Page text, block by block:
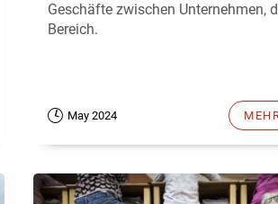
Geschäfte zwischen Unternehmen,
Bereich.
May 2024